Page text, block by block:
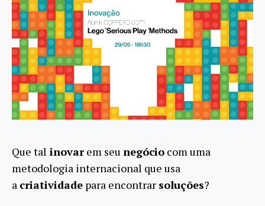
Que tal inovarem seu negócio com uma
metodologia internacional que usa
a criatividade para encontrar soluções?